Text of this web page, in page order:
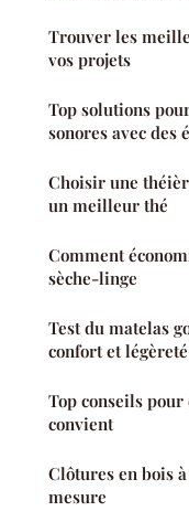
Trouver les
vos projets
Top solutions
sonores avec des
Choisir une
un meilleur thé
Comment
sèche-linge
Test du matelas
confort et légèreté
Top conseils
convient
Clôtures en bois
mesure